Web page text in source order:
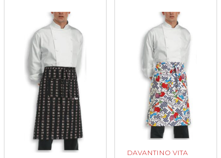
DAVANTINO VITA